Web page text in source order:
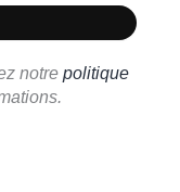
notre politique